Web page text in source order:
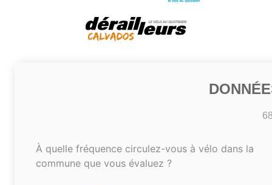
À quelle fréquence circulez-vous à vélo dans la
commune que vous évaluez ?